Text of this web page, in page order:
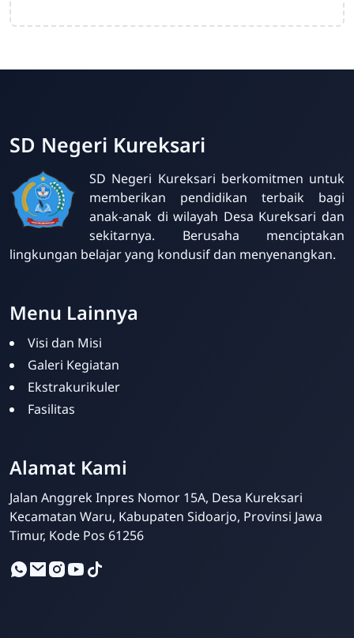
SD Negeri Kureksari
SD Negeri Kureksari berkomitmen untuk
memberikan pendidikan terbaik bagi
anak-anak di wilayah Desa Kureksari dan
sekitarnya. Berusaha menciptakan
lingkungan belajar yang kondusif dan menyenangkan.
Menu Lainnya
Visi dan Misi
Galeri Kegiatan
Ekstrakurikuler
Fasilitas
Alamat Kami
Jalan Anggrek Inpres Nomor 15A, Desa Kureksari
Kecamatan Waru, Kabupaten Sidoarjo, Provinsi Jawa
Timur, Kode Pos 61256